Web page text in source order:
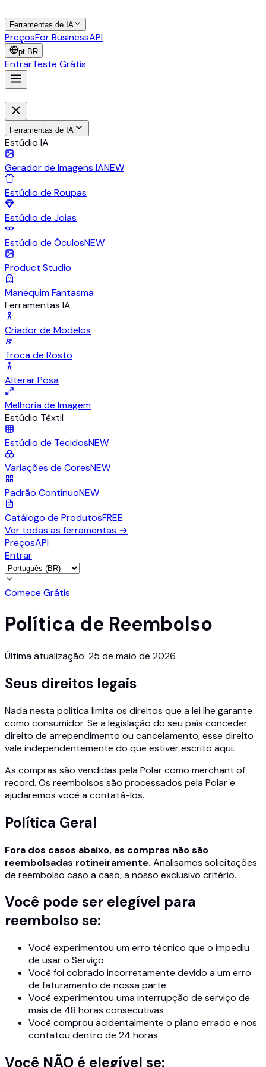
Ferramentas de IA
PreçosFor BusinessAPI
pt-BR
EntrarTeste Grátis
Ferramentas de IA
Estúdio IA
Gerador de Imagens IANEW
Estúdio de Roupas
Estúdio de Joias
Estúdio de ÓculosNEW
Product Studio
Manequim Fantasma
Ferramentas IA
Criador de Modelos
Troca de Rosto
Alterar Posa
Melhoria de Imagem
Estúdio Têxtil
Estúdio de TecidosNEW
Variações de CoresNEW
Padrão ContínuoNEW
Catálogo de ProdutosFREE
Ver todas as ferramentas →
PreçosAPI
Entrar
Comece Grátis
Política de Reembolso
Última atualização: 25 de maio de 2026
Seus direitos legais
Nada nesta política limita os direitos que a lei lhe garante
como consumidor. Se a legislação do seu país conceder
direito de arrependimento ou cancelamento, esse direito
vale independentemente do que estiver escrito aqui.
As compras são vendidas pela Polar como merchant of
record. Os reembolsos são processados pela Polar e
ajudaremos você a contatá-los.
Política Geral
Fora dos casos abaixo, as compras não são
reembolsadas rotineiramente. Analisamos solicitações
de reembolso caso a caso, a nosso exclusivo critério.
Você pode ser elegível para
reembolso se:
Você experimentou um erro técnico que o impediu
de usar o Serviço
Você foi cobrado incorretamente devido a um erro
de faturamento de nossa parte
Você experimentou uma interrupção de serviço de
mais de 48 horas consecutivas
Você comprou acidentalmente o plano errado e nos
contatou dentro de 24 horas
Você NÃO é elegível se: